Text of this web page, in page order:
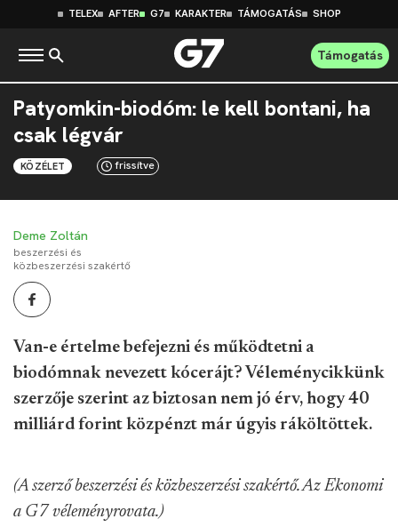
TELEX AFTER G7 KARAKTER TÁMOGATÁS SHOP
Támogatás
Patyomkin-biodóm: le kell bontani, ha
csak légvár
KÖZÉLET frissítve
Deme Zoltán
beszerzési és
közbeszerzési szakértő
Van-e értelme befejezni és működtetni a
biodómnak nevezett kócerájt? Véleménycikkünk
szerzője szerint az biztosan nem jó érv, hogy 40
milliárd forint közpénzt már úgyis ráköltöttek.
(A szerző beszerzési és közbeszerzési szakértő. Az Ekonomi
a G7 véleményrovata.)